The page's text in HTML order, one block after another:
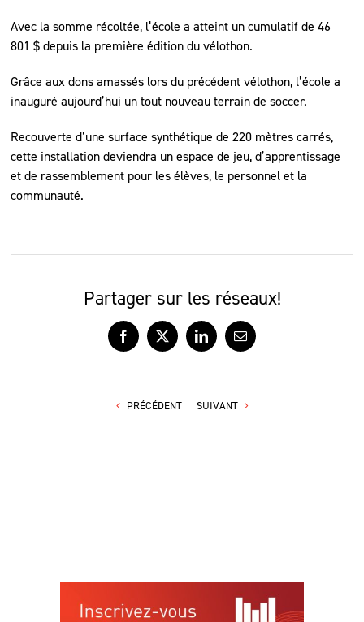
Avec la somme récoltée, l’école a atteint un cumulatif de 46
801 $ depuis la première édition du vélothon.
Grâce aux dons amassés lors du précédent vélothon, l’école a
inauguré aujourd’hui un tout nouveau terrain de soccer.
Recouverte d’une surface synthétique de 220 mètres carrés,
cette installation deviendra un espace de jeu, d’apprentissage
et de rassemblement pour les élèves, le personnel et la
communauté.
Partager sur les réseaux!
Facebook
X LinkedInCourriel
PRÉCÉDENT SUIVANT